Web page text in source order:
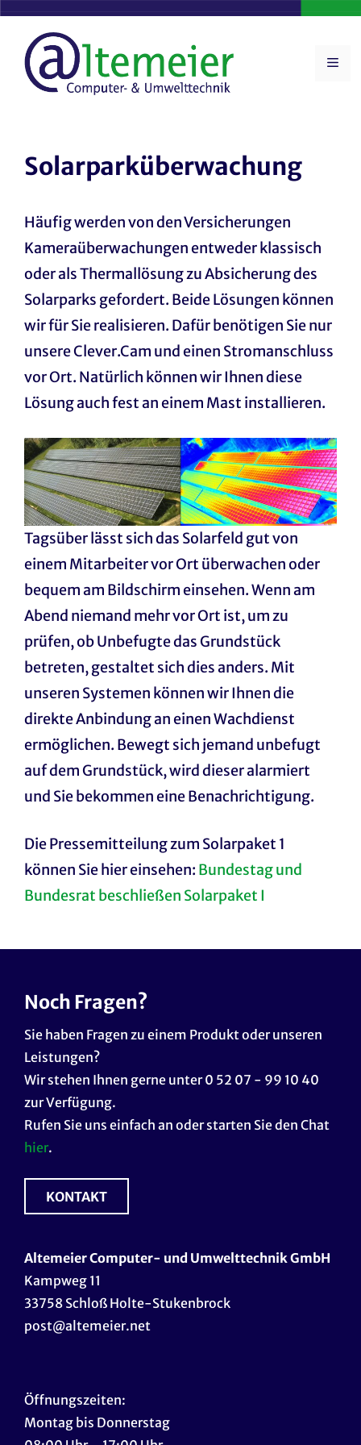
Zum
Inhalt
springen
Solarparküberwachung
Häufig werden von den Versicherungen
Kameraüberwachungen entweder klassisch
oder als Thermallösung zu Absicherung des
Solarparks gefordert. Beide Lösungen können
wir für Sie realisieren. Dafür benötigen Sie nur
unsere Clever.Cam und einen Stromanschluss
vor Ort. Natürlich können wir Ihnen diese
Lösung auch fest an einem Mast installieren.
Tagsüber lässt sich das Solarfeld gut von
einem Mitarbeiter vor Ort überwachen oder
bequem am Bildschirm einsehen. Wenn am
Abend niemand mehr vor Ort ist, um zu
prüfen, ob Unbefugte das Grundstück
betreten, gestaltet sich dies anders. Mit
unseren Systemen können wir Ihnen die
direkte Anbindung an einen Wachdienst
ermöglichen. Bewegt sich jemand unbefugt
auf dem Grundstück, wird dieser alarmiert
und Sie bekommen eine Benachrichtigung.
Die Pressemitteilung zum Solarpaket 1
können Sie hier einsehen: Bundestag und
Bundesrat beschließen Solarpaket I
Noch Fragen?
Sie haben Fragen zu einem Produkt oder unseren
Leistungen?
Wir stehen Ihnen gerne unter 0 52 07 - 99 10 40
zur Verfügung.
Rufen Sie uns einfach an oder starten Sie den Chat
hier.
KONTAKT
Altemeier Computer- und Umwelttechnik GmbH
Kampweg 11
33758 Schloß Holte-Stukenbrock
post@altemeier.net
Öffnungszeiten:
Montag bis Donnerstag